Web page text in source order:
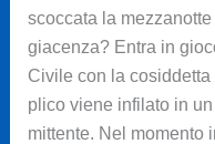
scoccata la
giacenza? Entra in
Civile con la cosiddetta
plico viene infilato in
mittente. Nel momento